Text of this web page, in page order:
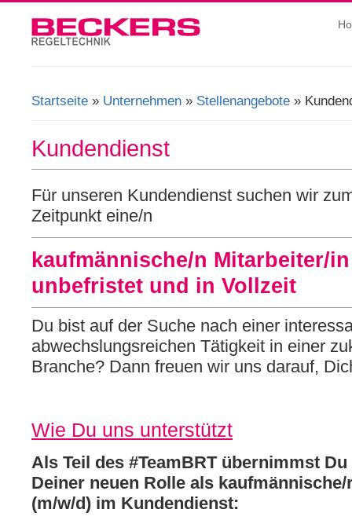
Startseite » Unternehmen » Stellenangebote »
Kundendienst
Für unseren Kundendienst suchen wir
Zeitpunkt eine/n
kaufmännische/n Mitarbeiter/
unbefristet und in Vollzeit
Du bist auf der Suche nach einer
abwechslungsreichen Tätigkeit in einer
Branche? Dann freuen wir uns darauf,
Wie Du uns unterstützt
Als Teil des #TeamBRT übernimmst
Deiner neuen Rolle als
(m/w/d) im Kundendienst: